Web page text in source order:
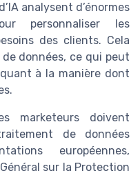
analysent d’énormes
personnaliser les
des clients. Cela
données, ce qui peut
à la manière dont
marketeurs doivent
de données
européennes,
sur la Protection